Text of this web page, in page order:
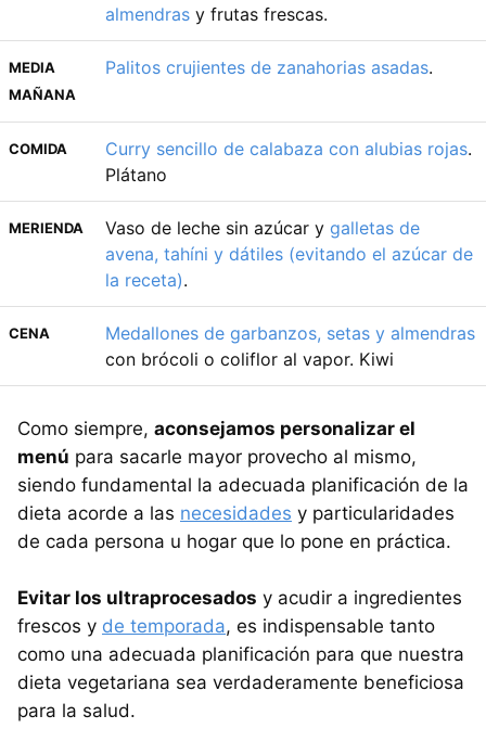
almendras y frutas frescas.
MEDIA
MAÑANA
Palitos crujientes de zanahorias asadas.
COMIDA Curry sencillo de calabaza con alubias rojas.
Plátano
MERIENDA Vaso de leche sin azúcar y galletas de
avena, tahíni y dátiles (evitando el azúcar de
la receta).
CENA
Medallones de garbanzos, setas y almendras
con brócoli o coliflor al vapor. Kiwi
Como siempre, aconsejamos personalizar el
menú para sacarle mayor provecho al mismo,
siendo fundamental la adecuada planificación de la
dieta acorde a las necesidades y particularidades
de cada persona u hogar que lo pone en práctica.
Evitar los ultraprocesados y acudir a ingredientes
frescos y de temporada, es indispensable tanto
como una adecuada planificación para que nuestra
dieta vegetariana sea verdaderamente beneficiosa
para la salud.